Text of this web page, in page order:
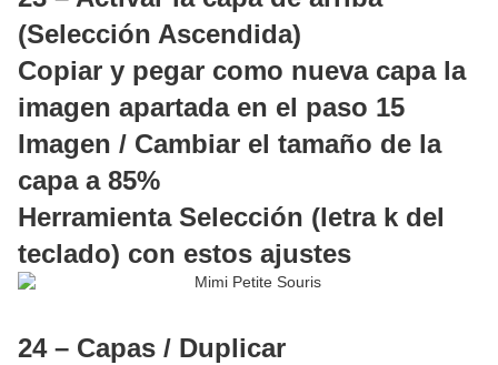
(Selección Ascendida)
Copiar y pegar como nueva capa la
imagen apartada en el paso 15
Imagen / Cambiar el tamaño de la
capa a 85%
Herramienta Selección (letra k del
teclado) con estos ajustes
24 – Capas / Duplicar